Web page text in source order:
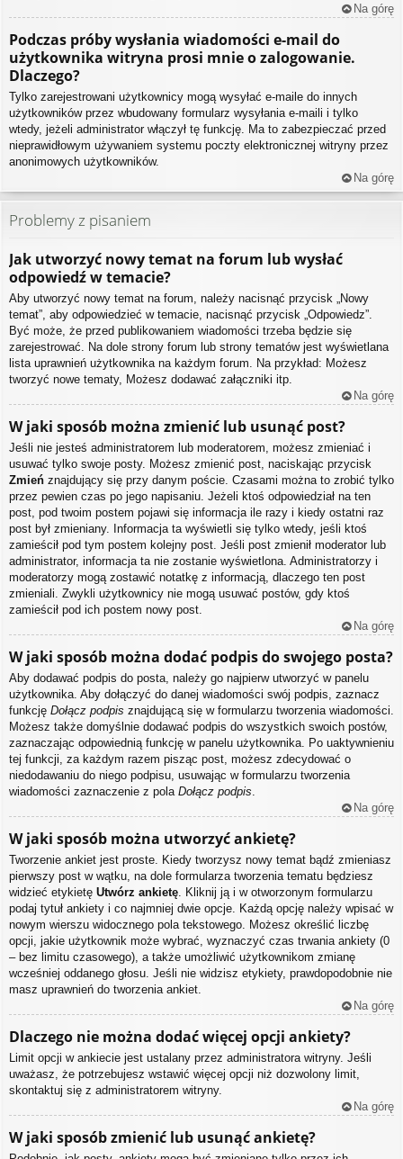
Na górę
Podczas próby wysłania wiadomości e-mail do
użytkownika witryna prosi mnie o zalogowanie.
Dlaczego?
Tylko zarejestrowani użytkownicy mogą wysyłać e-maile do innych
użytkowników przez wbudowany formularz wysyłania e-maili i tylko
wtedy, jeżeli administrator włączył tę funkcję. Ma to zabezpieczać przed
nieprawidłowym używaniem systemu poczty elektronicznej witryny przez
anonimowych użytkowników.
Na górę
Problemy z pisaniem
Jak utworzyć nowy temat na forum lub wysłać
odpowiedź w temacie?
Aby utworzyć nowy temat na forum, należy nacisnąć przycisk „Nowy
temat”, aby odpowiedzieć w temacie, nacisnąć przycisk „Odpowiedz”.
Być może, że przed publikowaniem wiadomości trzeba będzie się
zarejestrować. Na dole strony forum lub strony tematów jest wyświetlana
lista uprawnień użytkownika na każdym forum. Na przykład: Możesz
tworzyć nowe tematy, Możesz dodawać załączniki itp.
Na górę
W jaki sposób można zmienić lub usunąć post?
Jeśli nie jesteś administratorem lub moderatorem, możesz zmieniać i
usuwać tylko swoje posty. Możesz zmienić post, naciskając przycisk
Zmień znajdujący się przy danym poście. Czasami można to zrobić tylko
przez pewien czas po jego napisaniu. Jeżeli ktoś odpowiedział na ten
post, pod twoim postem pojawi się informacja ile razy i kiedy ostatni raz
post był zmieniany. Informacja ta wyświetli się tylko wtedy, jeśli ktoś
zamieścił pod tym postem kolejny post. Jeśli post zmienił moderator lub
administrator, informacja ta nie zostanie wyświetlona. Administratorzy i
moderatorzy mogą zostawić notatkę z informacją, dlaczego ten post
zmieniali. Zwykli użytkownicy nie mogą usuwać postów, gdy ktoś
zamieścił pod ich postem nowy post.
Na górę
W jaki sposób można dodać podpis do swojego posta?
Aby dodawać podpis do posta, należy go najpierw utworzyć w panelu
użytkownika. Aby dołączyć do danej wiadomości swój podpis, zaznacz
funkcję Dołącz podpis znajdującą się w formularzu tworzenia wiadomości.
Możesz także domyślnie dodawać podpis do wszystkich swoich postów,
zaznaczając odpowiednią funkcję w panelu użytkownika. Po uaktywnieniu
tej funkcji, za każdym razem pisząc post, możesz zdecydować o
niedodawaniu do niego podpisu, usuwając w formularzu tworzenia
wiadomości zaznaczenie z pola Dołącz podpis.
Na górę
W jaki sposób można utworzyć ankietę?
Tworzenie ankiet jest proste. Kiedy tworzysz nowy temat bądź zmieniasz
pierwszy post w wątku, na dole formularza tworzenia tematu będziesz
widzieć etykietę Utwórz ankietę. Kliknij ją i w otworzonym formularzu
podaj tytuł ankiety i co najmniej dwie opcje. Każdą opcję należy wpisać w
nowym wierszu widocznego pola tekstowego. Możesz określić liczbę
opcji, jakie użytkownik może wybrać, wyznaczyć czas trwania ankiety (0
– bez limitu czasowego), a także umożliwić użytkownikom zmianę
wcześniej oddanego głosu. Jeśli nie widzisz etykiety, prawdopodobnie nie
masz uprawnień do tworzenia ankiet.
Na górę
Dlaczego nie można dodać więcej opcji ankiety?
Limit opcji w ankiecie jest ustalany przez administratora witryny. Jeśli
uważasz, że potrzebujesz wstawić więcej opcji niż dozwolony limit,
skontaktuj się z administratorem witryny.
Na górę
W jaki sposób zmienić lub usunąć ankietę?